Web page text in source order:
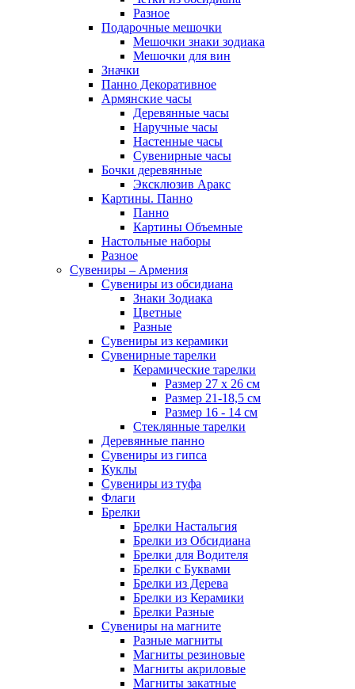
Разное
Подарочные мешочки
Мешочки знаки зодиака
Мешочки для вин
Значки
Панно Декоративное
Армянские часы
Деревянные часы
Наручные часы
Настенные часы
Сувенирные часы
Бочки деревянные
Эксклюзив Аракс
Картины. Панно
Панно
Картины Объемные
Настольные наборы
Разное
Сувениры – Армения
Сувениры из обсидиана
Знаки Зодиака
Цветные
Разные
Сувениры из керамики
Сувенирные тарелки
Керамические тарелки
Размер 27 х 26 см
Размер 21-18,5 см
Размер 16 - 14 см
Стеклянные тарелки
Деревянные панно
Сувениры из гипса
Куклы
Сувениры из туфа
Флаги
Брелки
Брелки Настальгия
Брелки из Обсидиана
Брелки для Водителя
Брелки с Буквами
Брелки из Дерева
Брелки из Керамики
Брелки Разные
Сувениры на магните
Разные магниты
Магниты резиновые
Магниты акриловые
Магниты закатные